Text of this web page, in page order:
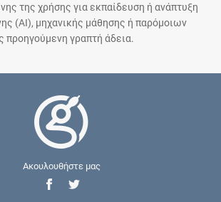
της χρήσης για εκπαίδευση ή ανάπτυξη
(AI), μηχανικής μάθησης ή παρόμοιων
προηγούμενη γραπτή άδεια.
Ακουλουθήστε μας